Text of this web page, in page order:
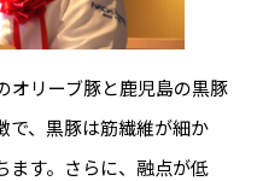
オリーブ豚と鹿児島の黒豚
で、黒豚は筋繊維が細か
ます。さらに、融点が低